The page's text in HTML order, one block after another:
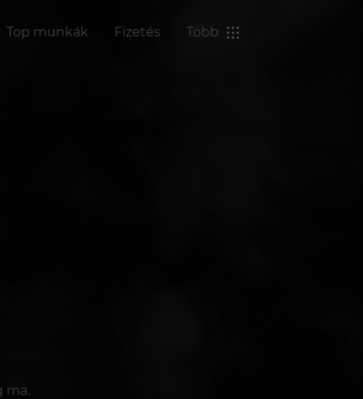
Top munkák Fizetés Több
ma.